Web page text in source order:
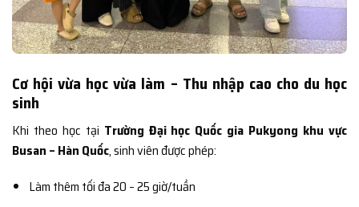
Cơ hội vừa học vừa làm – Thu nhập cao cho du học
sinh
Khi theo học tại Trường Đại học Quốc gia Pukyong khu vực
Busan – Hàn Quốc, sinh viên được phép:
Làm thêm tối đa 20 – 25 giờ/tuần